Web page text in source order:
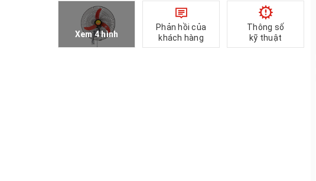
Xem 4 hình
Phản hồi của
khách hàng
Thông số
kỹ thuật